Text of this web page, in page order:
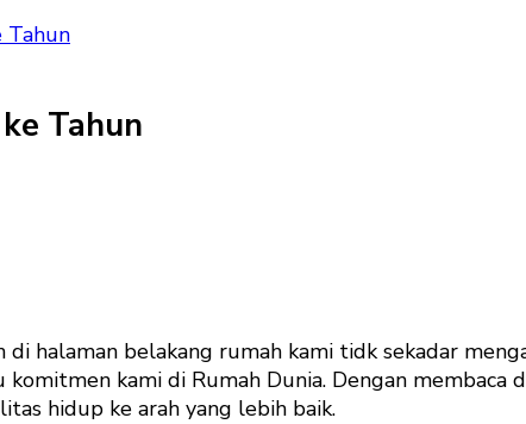
Tahun
Tahun
halaman belakang rumah kami tidk sekadar
kami di Rumah Dunia. Dengan membaca
hidup ke arah yang lebih baik.